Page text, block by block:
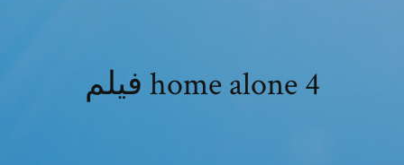
فيلم home alone 4